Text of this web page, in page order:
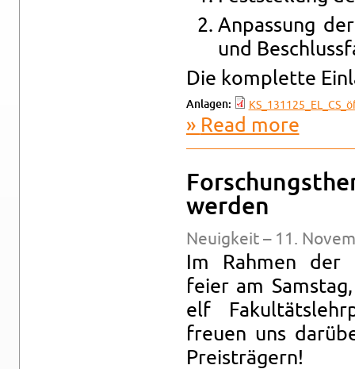
An­pas­sung
und
Die kom­plette
An­la­gen:
Read more
wer­den
Neuigkeit – 11.
Im Rah­men der
feier am
elf
freuen uns
Preisträgern!